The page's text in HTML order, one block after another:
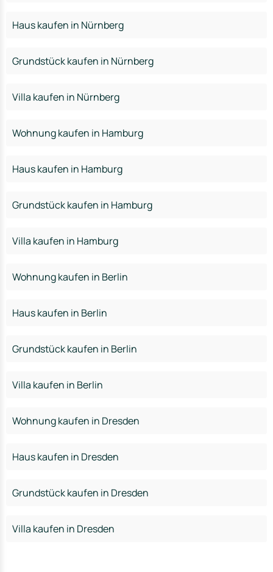
Haus kaufen in Nürnberg
Grundstück kaufen in Nürnberg
Villa kaufen in Nürnberg
Wohnung kaufen in Hamburg
Haus kaufen in Hamburg
Grundstück kaufen in Hamburg
Villa kaufen in Hamburg
Wohnung kaufen in Berlin
Haus kaufen in Berlin
Grundstück kaufen in Berlin
Villa kaufen in Berlin
Wohnung kaufen in Dresden
Haus kaufen in Dresden
Grundstück kaufen in Dresden
Villa kaufen in Dresden